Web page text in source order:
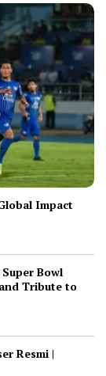
Impact
Bowl
Tribute to
Resmi |